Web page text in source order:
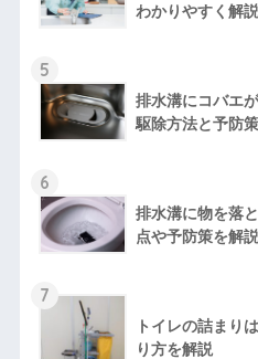
わかりやすく解説
5
排水溝にコバエ
駆除方法と予防
6
排水溝に物を落
点や予防策を解説
7
トイレの詰まり
り方を解説